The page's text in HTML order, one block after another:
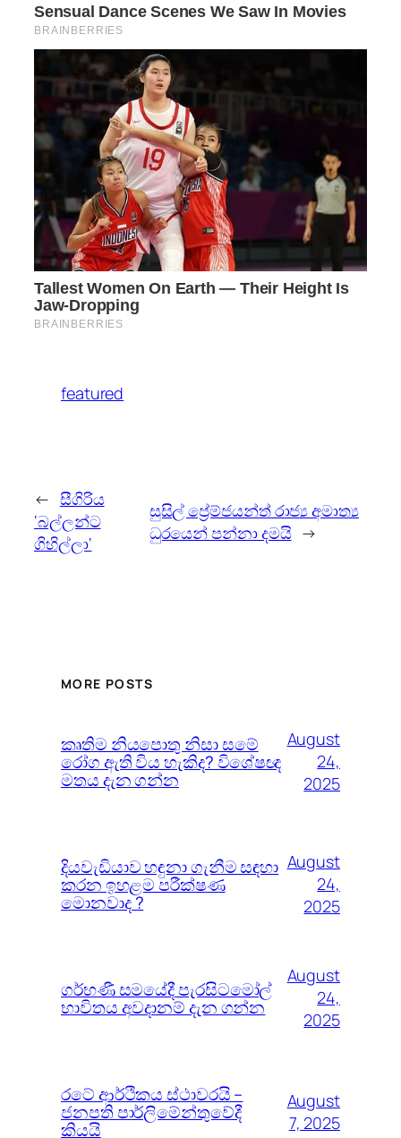
featured
← සීගිරිය
‘බල්ලන්ට
ගිහිල්ලා‘
සුසිල් ප්‍රේම්ජයන්ත් රාජ්‍ය අමාත්‍ය
ධුරයෙන් පන්නා දමයි →
MORE POSTS
කෘතිම නියපොතු නිසා සමේ
රෝග ඇති විය හැකිද? විශේෂඥ
මතය දැන ගන්න
August
24,
2025
දියවැඩියාව හඳුනා ගැනීම සඳහා
කරන ඉහළම පරීක්ෂණ
මොනවාද ?
August
24,
2025
ගර්භණී සමයේදී පැරසිටමෝල්
භාවිතය අවදානම් දැන ගන්න
August
24,
2025
රටේ ආර්ථිකය ස්ථාවරයි –
ජනපති පාර්ලිමේන්තුවේදී
කියයි
August
7, 2025